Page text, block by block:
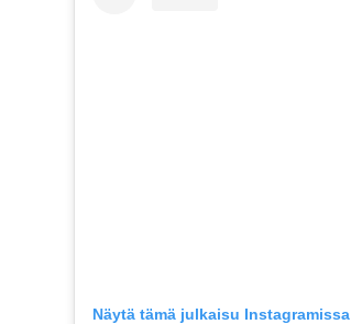
Näytä tämä julkaisu Instagramissa